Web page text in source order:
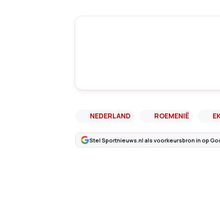
NEDERLAND ROEMENIË
Stel Sportnieuws.nl als voorkeursbron in op